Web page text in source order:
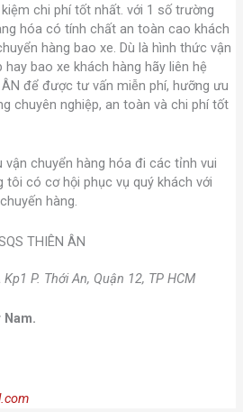
chi phí tốt nhất. với 1 số trường
hóa có tính chất an toàn cao khách
hàng bao xe. Dù là hình thức vận
hay bao xe khách hàng hãy liên hệ
ÂN để được tư vấn miễn phí, hưỡng ưu
chuyên nghiệp, an toàn và chi phí tốt
vận chuyển hàng hóa đi các tỉnh vui
tôi có cơ hội phục vụ quý khách với
hàng.
THIÊN ÂN
P. Thới An, Quận 12, TP HCM
Nam.
m